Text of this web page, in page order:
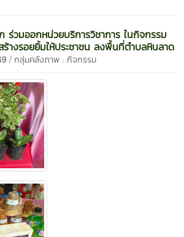
วมออกหน่วยบริการวิชาการ ในกิจกรรม
างรอยยิ้มให้ประชาชน ลงพื้นที่ตำบลหินลาด
/ กลุ่มคลังภาพ : กิจกรรม